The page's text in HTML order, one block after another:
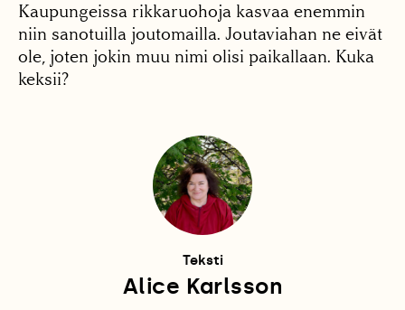
Kaupungeissa rikkaruohoja kasvaa enemmin
niin sanotuilla joutomailla. Joutaviahan ne eivät
ole, joten jokin muu nimi olisi paikallaan. Kuka
keksii?
Teksti
Alice Karlsson